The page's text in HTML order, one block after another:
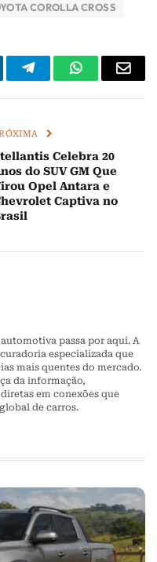
COROLLA CROSS
TelegramWhatsApp
E-
Celebra 20
do SUV GM Que
Opel Antara e
Captiva no
passa por aqui. A
especializada que
mais quentes do mercado.
da informação,
em conexões que
de carros.